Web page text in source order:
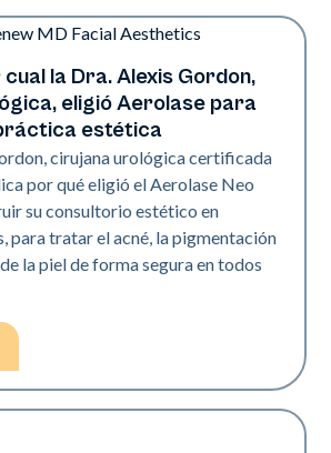
Elitela Dra. Alexis Gordon,
eligió Aerolase para
estética
cirujana urológica certificada
por qué eligió el Aerolase Neo
su consultorio estético en
para tratar el acné, la pigmentación
la piel de forma segura en todos